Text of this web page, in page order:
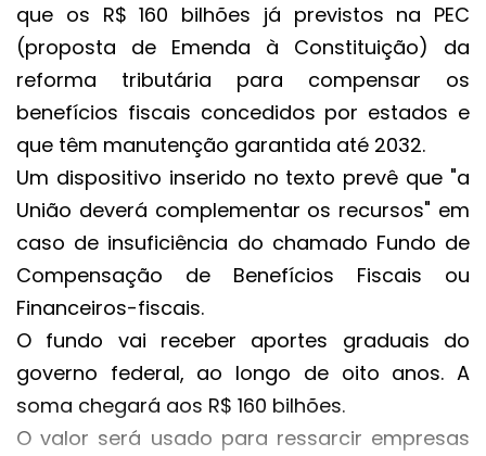
que os R$ 160 bilhões já previstos na PEC
(proposta de Emenda à Constituição) da
reforma tributária para compensar os
benefícios fiscais concedidos por estados e
que têm manutenção garantida até 2032.
Um dispositivo inserido no texto prevê que "a
União deverá complementar os recursos" em
caso de insuficiência do chamado Fundo de
Compensação de Benefícios Fiscais ou
Financeiros-fiscais.
O fundo vai receber aportes graduais do
governo federal, ao longo de oito anos. A
soma chegará aos R$ 160 bilhões.
O valor será usado para ressarcir empresas